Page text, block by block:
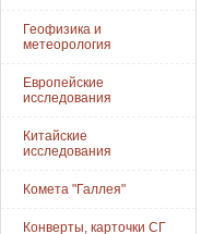
Геофизика и
метеорология
Европейские
исследования
Китайские
исследования
Комета "Галлея"
Конверты, карточки СГ